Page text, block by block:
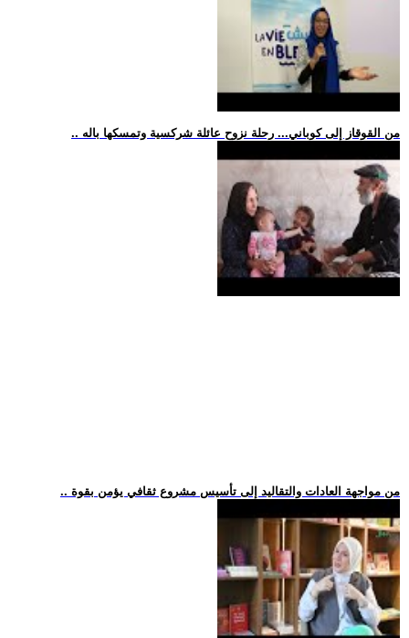
.. من القوقاز إلى كوباني... رحلة نزوح عائلة شركسية وتمسكها باله
.. من مواجهة العادات والتقاليد إلى تأسيس مشروع ثقافي يؤمن بقوة